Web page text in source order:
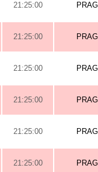
21:25:00
21:25:00
21:25:00
21:25:00
21:25:00
21:25:00